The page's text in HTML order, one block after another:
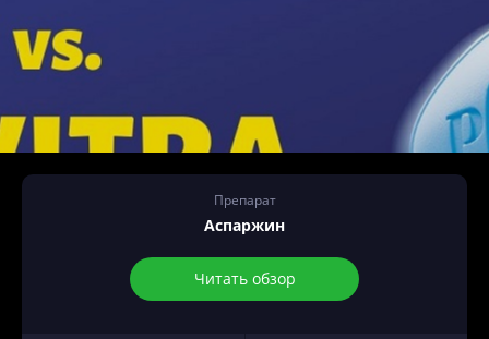
Препарат
Аспаржин
Читать обзор